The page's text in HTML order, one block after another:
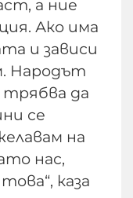
а ние
Ако има
и зависи
Народът
трябва да
се
на
нас,
каза